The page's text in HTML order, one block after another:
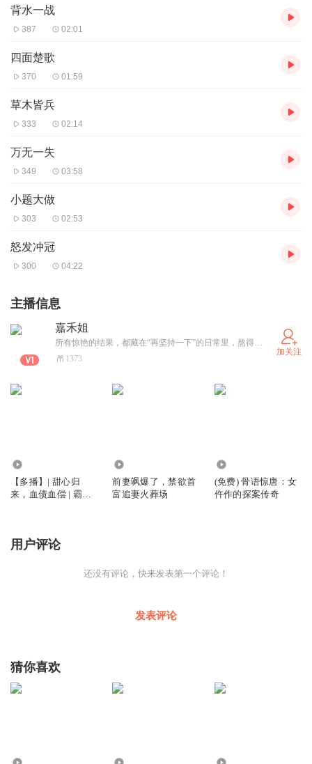
背水一战
387 02:01
四面楚歌
370 01:59
草木皆兵
333 02:14
万无一失
349 03:58
小题大做
303 02:53
怒发冲冠
300 04:22
主播信息
嘉禾姐
所有惊艳的结果，都藏在“再坚持一下”的日常里，熬得过无人问津的黑夜，才能等到星光璀璨的黎明。来呀，关注我呀
1373
加关注
【多播】| 甜心归
来，血债血偿 | 霸道 |
前妻飒爆了，禁欲首
富追妻火葬场
(免费) 骨语惊唐：女
仵作的探案传奇
用户评论
还没有评论，快来发表第一个评论！
发表评论
猜你喜欢